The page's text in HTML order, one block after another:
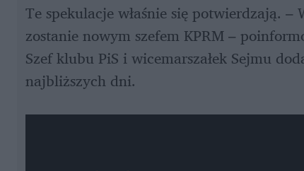
Te spekulacje właśnie się potwierdzają. –
zostanie nowym szefem KPRM –
Szef klubu PiS i wicemarszałek Sejmu
najbliższych dni.